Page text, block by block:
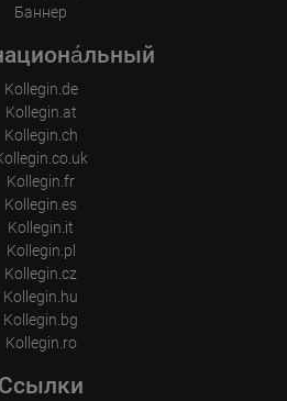
Баннер
Kollegin.de
Kollegin.at
Kollegin.ch
Kollegin.fr
Kollegin.es
Kollegin.it
Kollegin.pl
Kollegin.cz
Kollegin.hu
Kollegin.bg
Kollegin.ro
Ссылки